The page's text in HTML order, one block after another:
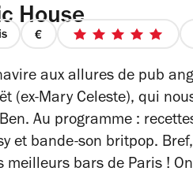
House
prix
sur
4
5
5
étoiles
aux allures de pub
(ex-Mary Celeste), qui
Au programme :
et bande-son britpop.
meilleurs bars de Paris !